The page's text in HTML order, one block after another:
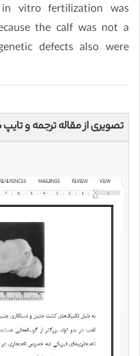
vitro fertilization was
the calf was not a
defects also were
تصویری از مقاله ترجمه و تایپ